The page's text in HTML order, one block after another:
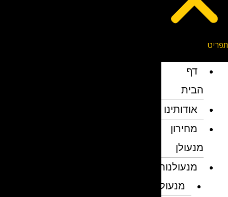
דף
הבית
אודותינו
מחירון
מנעולן
מנעולנות
מנעולן